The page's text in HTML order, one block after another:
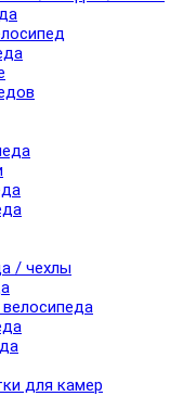
/ чехлы
для камер